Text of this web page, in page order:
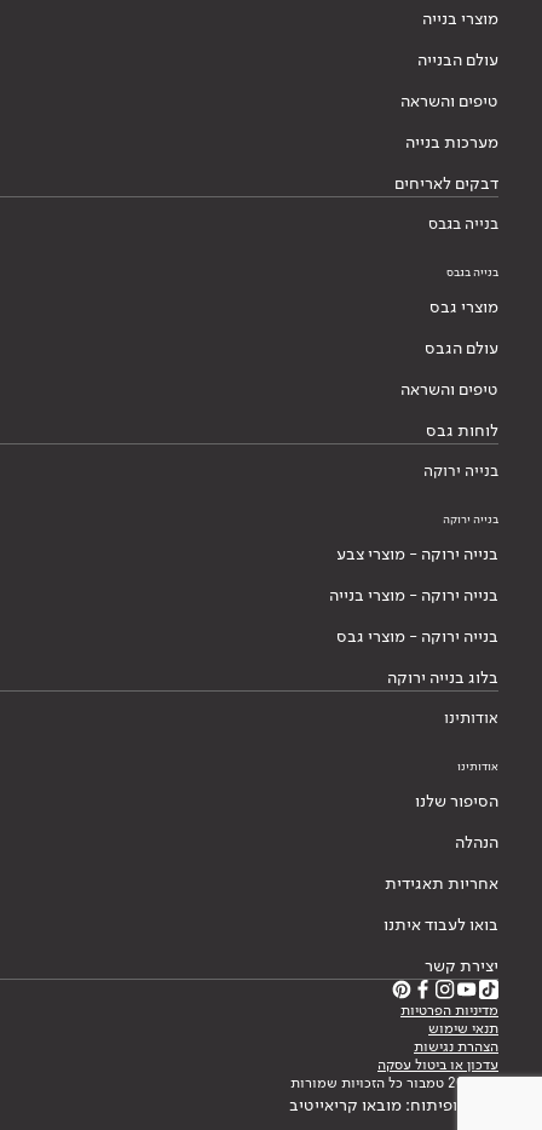
מוצרי בנייה
עולם הבנייה
טיפים והשראה
מערכות בנייה
דבקים לאריחים
בנייה בגבס
בנייה בגבס
מוצרי גבס
עולם הגבס
טיפים והשראה
לוחות גבס
בנייה ירוקה
בנייה ירוקה
בנייה ירוקה - מוצרי צבע
בנייה ירוקה - מוצרי בנייה
בנייה ירוקה - מוצרי גבס
בלוג בנייה ירוקה
אודותינו
אודותינו
הסיפור שלנו
הנהלה
אחריות תאגידית
בואו לעבוד איתנו
יצירת קשר
מדיניות הפרטיות
תנאי שימוש
הצהרת נגישות
עדכון או ביטול עסקה
© 2026 טמבור כל הזכויות שמורות
עיצוב ופיתוח: מובאו קריאייטיב